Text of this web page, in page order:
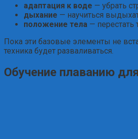
адаптация к воде — убрать
дыхание — научиться
положение тела — перестать
Пока эти базовые элементы не
техника будет разваливаться.
Обучение плаванию